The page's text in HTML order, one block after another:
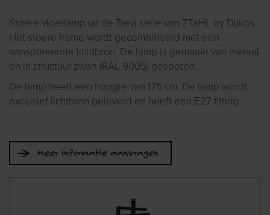
Stoere vloerlamp uit de Trevi serie van ZTaHL by Dijkos.
Het stoere frame wordt gecombineerd met een
aansprekende lichtbron. De lamp is gemaakt van metaal
en in structuur zwart (RAL 9005) gespoten.
De lamp heeft een hoogte van 175 cm. De lamp wordt
exclusief lichtbron geleverd en heeft een E27 fitting.
Meer informatie aanvragen